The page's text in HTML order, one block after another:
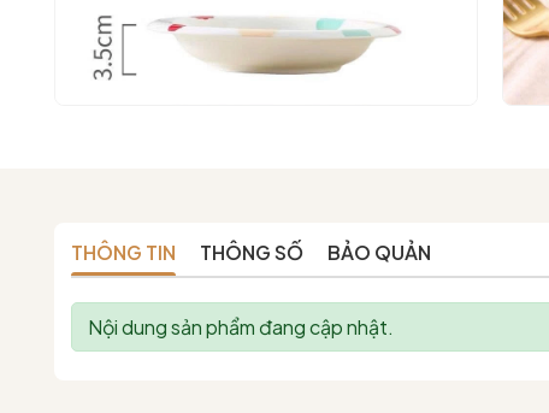
THÔNG TIN THÔNG SỐ BẢO QUẢN
Nội dung sản phẩm đang cập nhật.